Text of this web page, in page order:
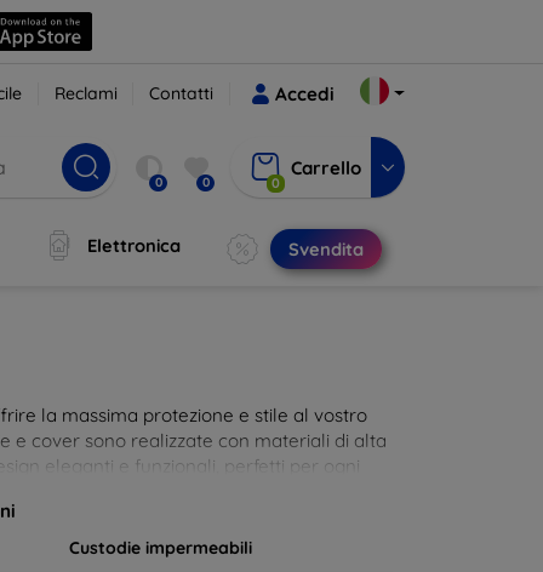
Reclami Contatti Accedi
0 0 0
Carrello
Elettronica Svendita
la massima protezione e stile al vostro
e cover sono realizzate con materiali di alta
eleganti e funzionali, perfetti per ogni
Custodie impermeabili